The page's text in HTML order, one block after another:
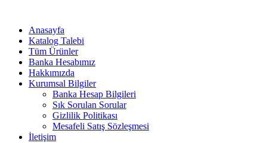
Anasayfa
Katalog Talebi
Tüm Ürünler
Banka Hesabımız
Hakkımızda
Kurumsal Bilgiler
Banka Hesap Bilgileri
Sık Sorulan Sorular
Gizlilik Politikası
Mesafeli Satış Sözleşmesi
İletişim